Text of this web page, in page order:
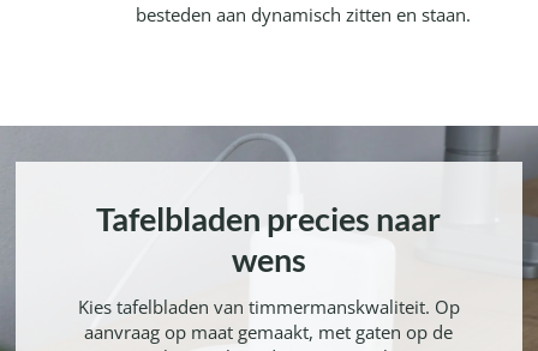
besteden aan dynamisch zitten en staan.
Tafelbladen precies naar
wens
Kies tafelbladen van timmermanskwaliteit. Op
aanvraag op maat gemaakt, met gaten op de